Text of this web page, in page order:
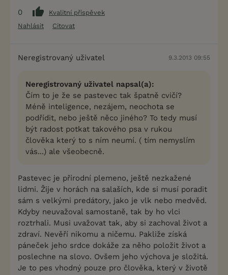
0
Kvalitní příspěvek
Nahlásit
Citovat
Neregistrovaný uživatel 9.3.2013 09:55
Neregistrovaný uživatel napsal(a):
Čím to je že se pastevec tak špatně cvičí?
Méně inteligence, nezájem, neochota se
podřídit, nebo ještě něco jiného? To tedy musí
být radost potkat takového psa v rukou
člověka který to s ním neumí. ( tím nemyslím
vás...) ale všeobecně.
Pastevec je přírodní plemeno, ještě nezkažené
lidmi. Žije v horách na salaších, kde si musí poradit
sám s velkými predátory, jako je vlk nebo medvěd.
Kdyby neuvažoval samostaně, tak by ho vlci
roztrhali. Musi uvažovat tak, aby si zachoval život a
zdraví. Nevěří nikomu a ničemu. Pakliže získá
páneček jeho srdce dokáže za něho položit život a
poslechne na slovo. Ovšem jeho výchova je složitá.
Je to pes vhodný pouze pro člověka, který v životě